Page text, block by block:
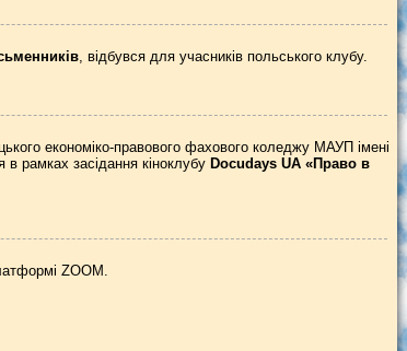
, відбувся для учасників польського клубу.
економіко-правового фахового коледжу МАУП імені
рамках засідання кіноклубу Docudays UA «Право в
ZOOM.